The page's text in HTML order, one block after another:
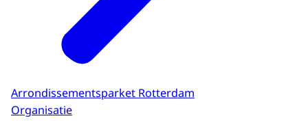
Arrondissementsparket Rotterdam
Organisatie